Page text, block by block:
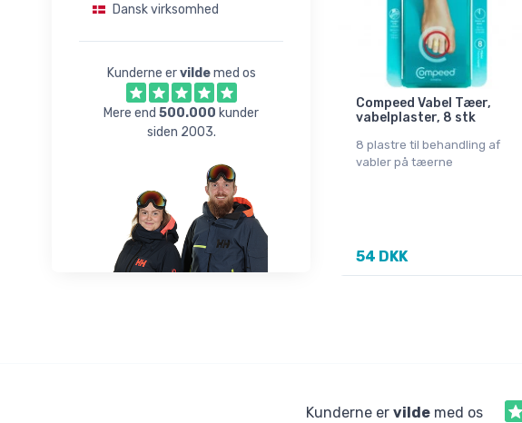
Dansk virksomhed
Kunderne ervildemed os
Mere end 500.000 kunder
siden 2003.
Compeed Vabel Tæer,
vabelplaster, 8 stk
8 plastre til behandling af
vabler på tæerne
54 DKK
Kunderne er vildemed os